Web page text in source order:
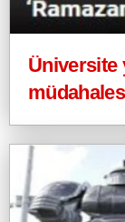
Üniversite